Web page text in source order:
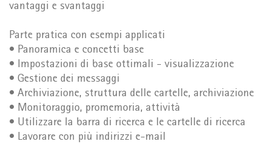
vantaggi e svantaggi
Parte pratica con esempi applicati
• Panoramica e concetti base
• Impostazioni di base ottimali - visualizzazione
• Gestione dei messaggi
• Archiviazione, struttura delle cartelle, archiviazione
• Monitoraggio, promemoria, attività
• Utilizzare la barra di ricerca e le cartelle di ricerca
• Lavorare con più indirizzi e-mail